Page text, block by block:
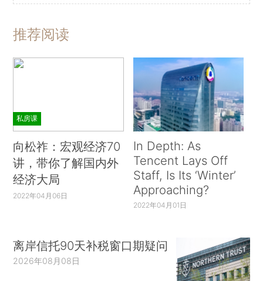
推荐阅读
私房课
向松祚：宏观经济70
讲，带你了解国内外
经济大局
2022年04月06日
In Depth: As
Tencent Lays Off
Staff, Is Its ‘Winter’
Approaching?
2022年04月01日
离岸信托90天补税窗口期疑问
2026年08月08日